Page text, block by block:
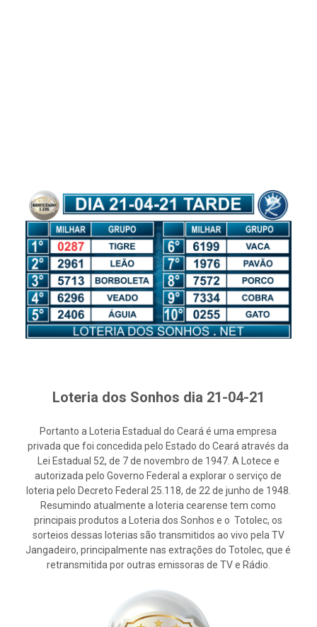
Loteria dos Sonhos dia 21-04-21
Portanto a Loteria Estadual do Ceará é uma empresa
privada que foi concedida pelo Estado do Ceará através da
Lei Estadual 52, de 7 de novembro de 1947. A Lotece e
autorizada pelo Governo Federal a explorar o serviço de
loteria pelo Decreto Federal 25.118, de 22 de junho de 1948.
Resumindo atualmente a loteria cearense tem como
principais produtos a Loteria dos Sonhos e o Totolec, os
sorteios dessas loterias são transmitidos ao vivo pela TV
Jangadeiro, principalmente nas extrações do Totolec, que é
retransmitida por outras emissoras de TV e Rádio.